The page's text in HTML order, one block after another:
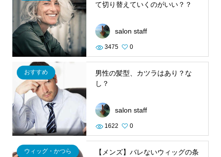
て切り替えていくのがいい？？
salon staff
3475 0
おすすめ
男性の髪型、カツラはあり？な
し？
salon staff
1622 0
ウィッグ・かつら
【メンズ】バレないウィッグの条